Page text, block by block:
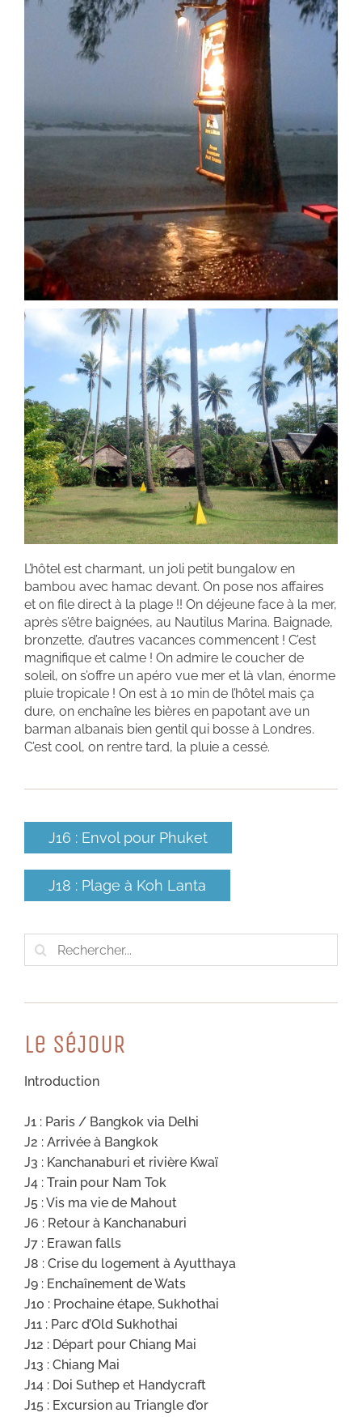
L’hôtel est charmant, un joli petit bungalow en
bambou avec hamac devant. On pose nos affaires
et on file direct à la plage !! On déjeune face à la mer,
après s’être baignées, au Nautilus Marina. Baignade,
bronzette, d’autres vacances commencent ! C’est
magnifique et calme ! On admire le coucher de
soleil, on s’offre un apéro vue mer et là vlan, énorme
pluie tropicale ! On est à 10 min de l’hôtel mais ça
dure, on enchaîne les bières en papotant ave un
barman albanais bien gentil qui bosse à Londres.
C’est cool, on rentre tard, la pluie a cessé.
J16 : Envol pour Phuket
J18 : Plage à Koh Lanta
Rechercher:
Le SéJOUR
Introduction
J1 : Paris / Bangkok via Delhi
J2 : Arrivée à Bangkok
J3 : Kanchanaburi et rivière Kwaï
J4 : Train pour Nam Tok
J5 : Vis ma vie de Mahout
J6 : Retour à Kanchanaburi
J7 : Erawan falls
J8 : Crise du logement à Ayutthaya
J9 : Enchaînement de Wats
J10 : Prochaine étape, Sukhothai
J11 : Parc d’Old Sukhothai
J12 : Départ pour Chiang Mai
J13 : Chiang Mai
J14 : Doi Suthep et Handycraft
J15 : Excursion au Triangle d’or